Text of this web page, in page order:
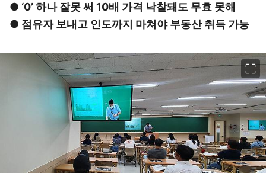
● ‘0’ 하나 잘못 써 10배 가격 낙찰돼도 무효 못해
● 점유자 보내고 인도까지 마쳐야 부동산 취득 가능